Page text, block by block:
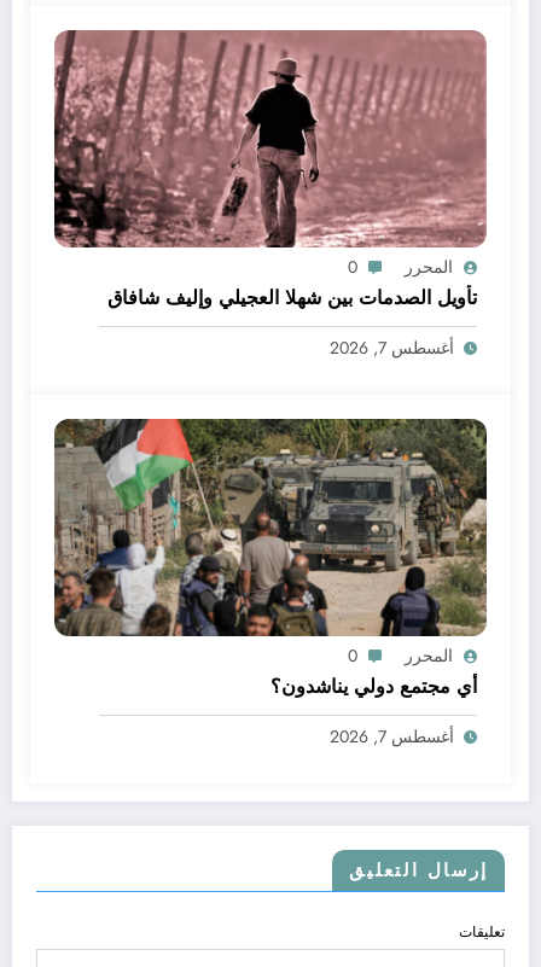
المحرر 0
تأويل الصدمات بين شهلا العجيلي وإليف شافاق
أغسطس 7, 2026
المحرر 0
أي مجتمع دولي يناشدون؟
أغسطس 7, 2026
إرسال التعليق
تعليقات